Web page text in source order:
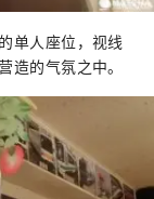
单人座位，视线
造的气氛之中。